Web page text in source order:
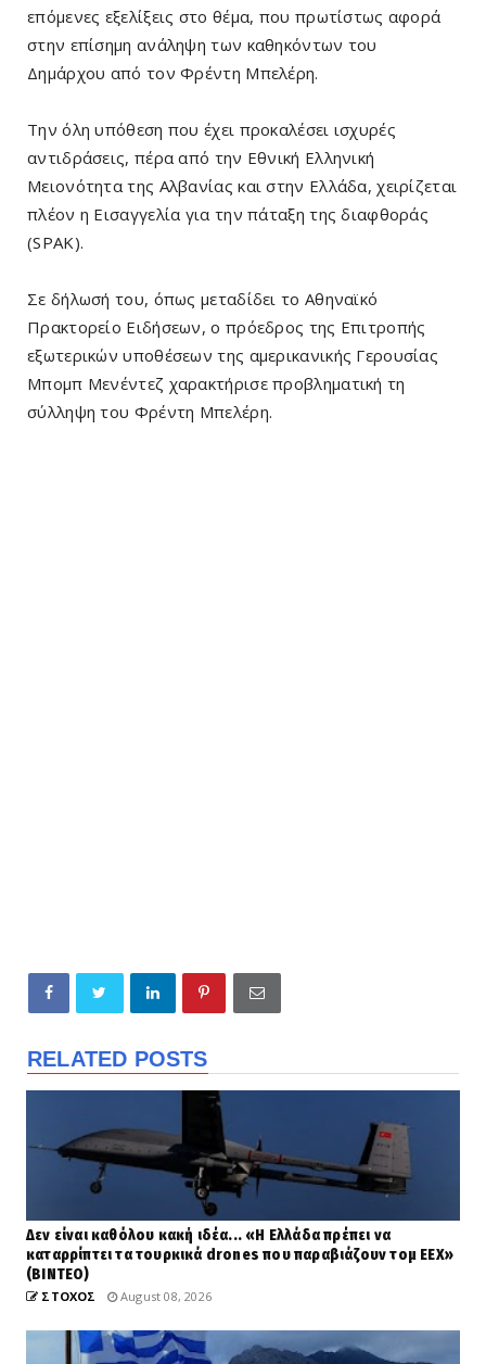
επόμενες εξελίξεις στο θέμα, που πρωτίστως αφορά
στην επίσημη ανάληψη των καθηκόντων του
Δημάρχου από τον Φρέντη Μπελέρη.
Την όλη υπόθεση που έχει προκαλέσει ισχυρές
αντιδράσεις, πέρα από την Εθνική Ελληνική
Μειονότητα της Αλβανίας και στην Ελλάδα, χειρίζεται
πλέον η Εισαγγελία για την πάταξη της διαφθοράς
(SPAK).
Σε δήλωσή του, όπως μεταδίδει το Αθηναϊκό
Πρακτορείο Ειδήσεων, ο πρόεδρος της Επιτροπής
εξωτερικών υποθέσεων της αμερικανικής Γερουσίας
Μπομπ Μενέντεζ χαρακτήρισε προβληματική τη
σύλληψη του Φρέντη Μπελέρη.
RELATED POSTS
Δεν είναι καθόλου κακή ιδέα... «Η Ελλάδα πρέπει να
καταρρίπτει τα τουρκικά drones που παραβιάζουν τομ ΕΕΧ»
(ΒΙΝΤΕΟ)
ΣΤΟΧΟΣ August 08, 2026